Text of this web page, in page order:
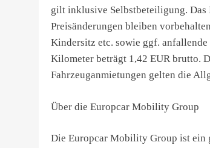
gilt inklusive Selbstbeteiligung. Das
Preisänderungen bleiben
Kindersitz etc. sowie ggf.
Kilometer beträgt 1,42 EUR brutto.
Fahrzeuganmietungen gelten die
Über die Europcar Mobility Group
Die Europcar Mobility Group ist ein